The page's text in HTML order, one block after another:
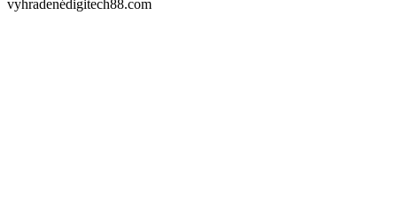
vyhradenédigitech88.com